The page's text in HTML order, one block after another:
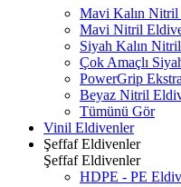
Mavi Kalın Nitril
Mavi Nitril
Siyah Kalın
Çok Amaçlı
PowerGrip
Beyaz Nitril
Tümünü Gör
Vinil Eldivenler
Şeffaf Eldivenler
Şeffaf Eldivenler
HDPE - PE